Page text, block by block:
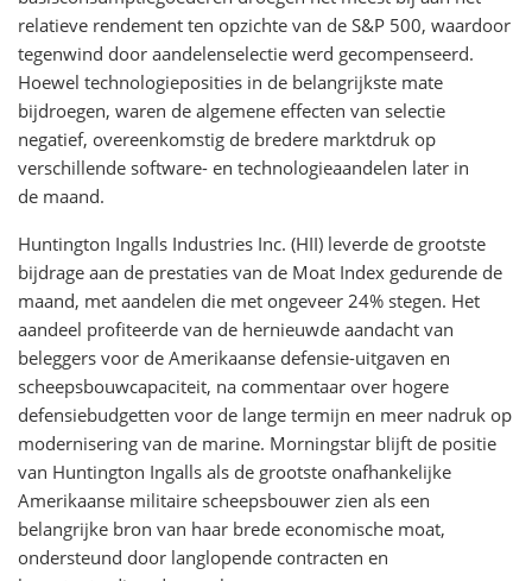
relatieve rendement ten opzichte van de S&P 500, waardoor
tegenwind door aandelenselectie werd gecompenseerd.
Hoewel technologieposities in de belangrijkste mate
bijdroegen, waren de algemene effecten van selectie
negatief, overeenkomstig de bredere marktdruk op
verschillende software- en technologieaandelen later in
de maand.
Huntington Ingalls Industries Inc. (HII) leverde de grootste
bijdrage aan de prestaties van de Moat Index gedurende de
maand, met aandelen die met ongeveer 24% stegen. Het
aandeel profiteerde van de hernieuwde aandacht van
beleggers voor de Amerikaanse defensie-uitgaven en
scheepsbouwcapaciteit, na commentaar over hogere
defensiebudgetten voor de lange termijn en meer nadruk op
modernisering van de marine. Morningstar blijft de positie
van Huntington Ingalls als de grootste onafhankelijke
Amerikaanse militaire scheepsbouwer zien als een
belangrijke bron van haar brede economische moat,
ondersteund door langlopende contracten en